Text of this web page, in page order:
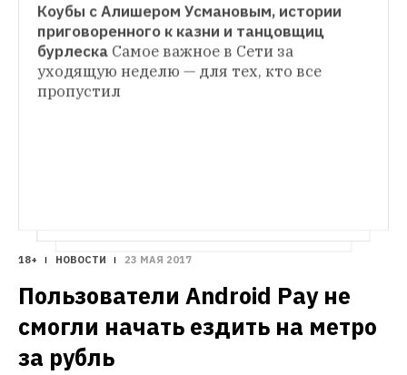
ТЕАТР
Что происходило с «Гоголь-центром»
при Серебренникове
Коубы с Алишером Усмановым, истории
приговоренного к казни и танцовщиц
бурлеска Cамое важное в Сети за
уходящую неделю — для тех, кто все
пропустил
18+ НОВОСТИ 23 МАЯ 2017
Пользователи Android Pay не
смогли начать ездить на метро